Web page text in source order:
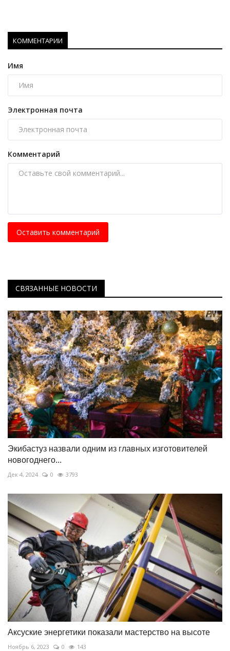
КОММЕНТАРИИ
Имя
Электронная почта
Комментарий
Оставить комментарий
СВЯЗАННЫЕ НОВОСТИ
Экибастуз назвали одним из главных изготовителей
новогоднего...
Дек 4, 2024 0 3793
Аксуские энергетики показали мастерство на высоте
Ноябрь 6, 2023 0 143